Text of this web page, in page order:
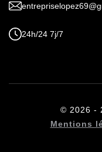
24h/24 7j/7
© 2026 -
Mentions